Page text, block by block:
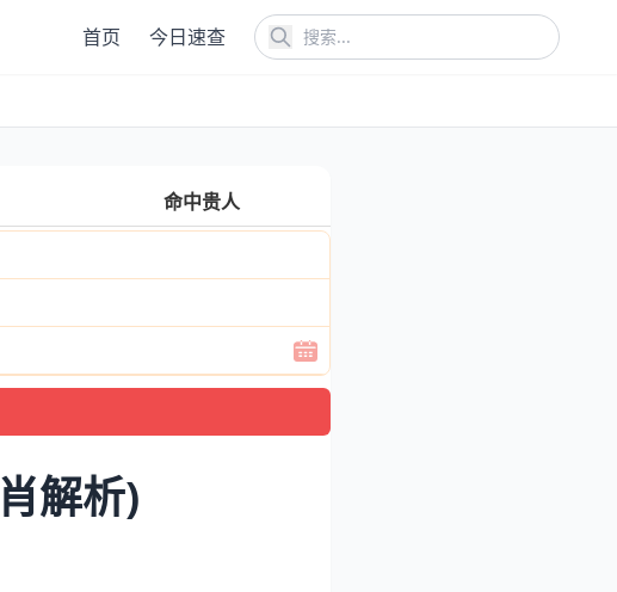
首页 今日速查
命中贵人
解析)